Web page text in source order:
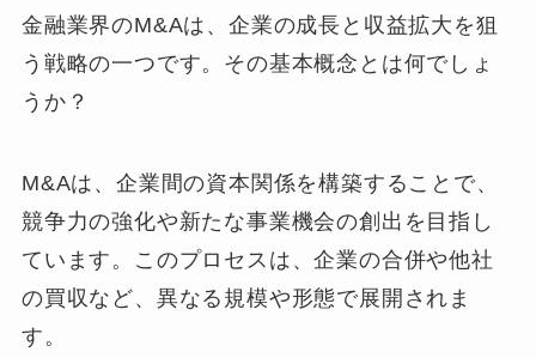
金融業界のM&Aは、企業の成長と収益拡大を狙
う戦略の一つです。その基本概念とは何でしょ
うか？
M&Aは、企業間の資本関係を構築することで、
競争力の強化や新たな事業機会の創出を目指し
ています。このプロセスは、企業の合併や他社
の買収など、異なる規模や形態で展開されま
す。